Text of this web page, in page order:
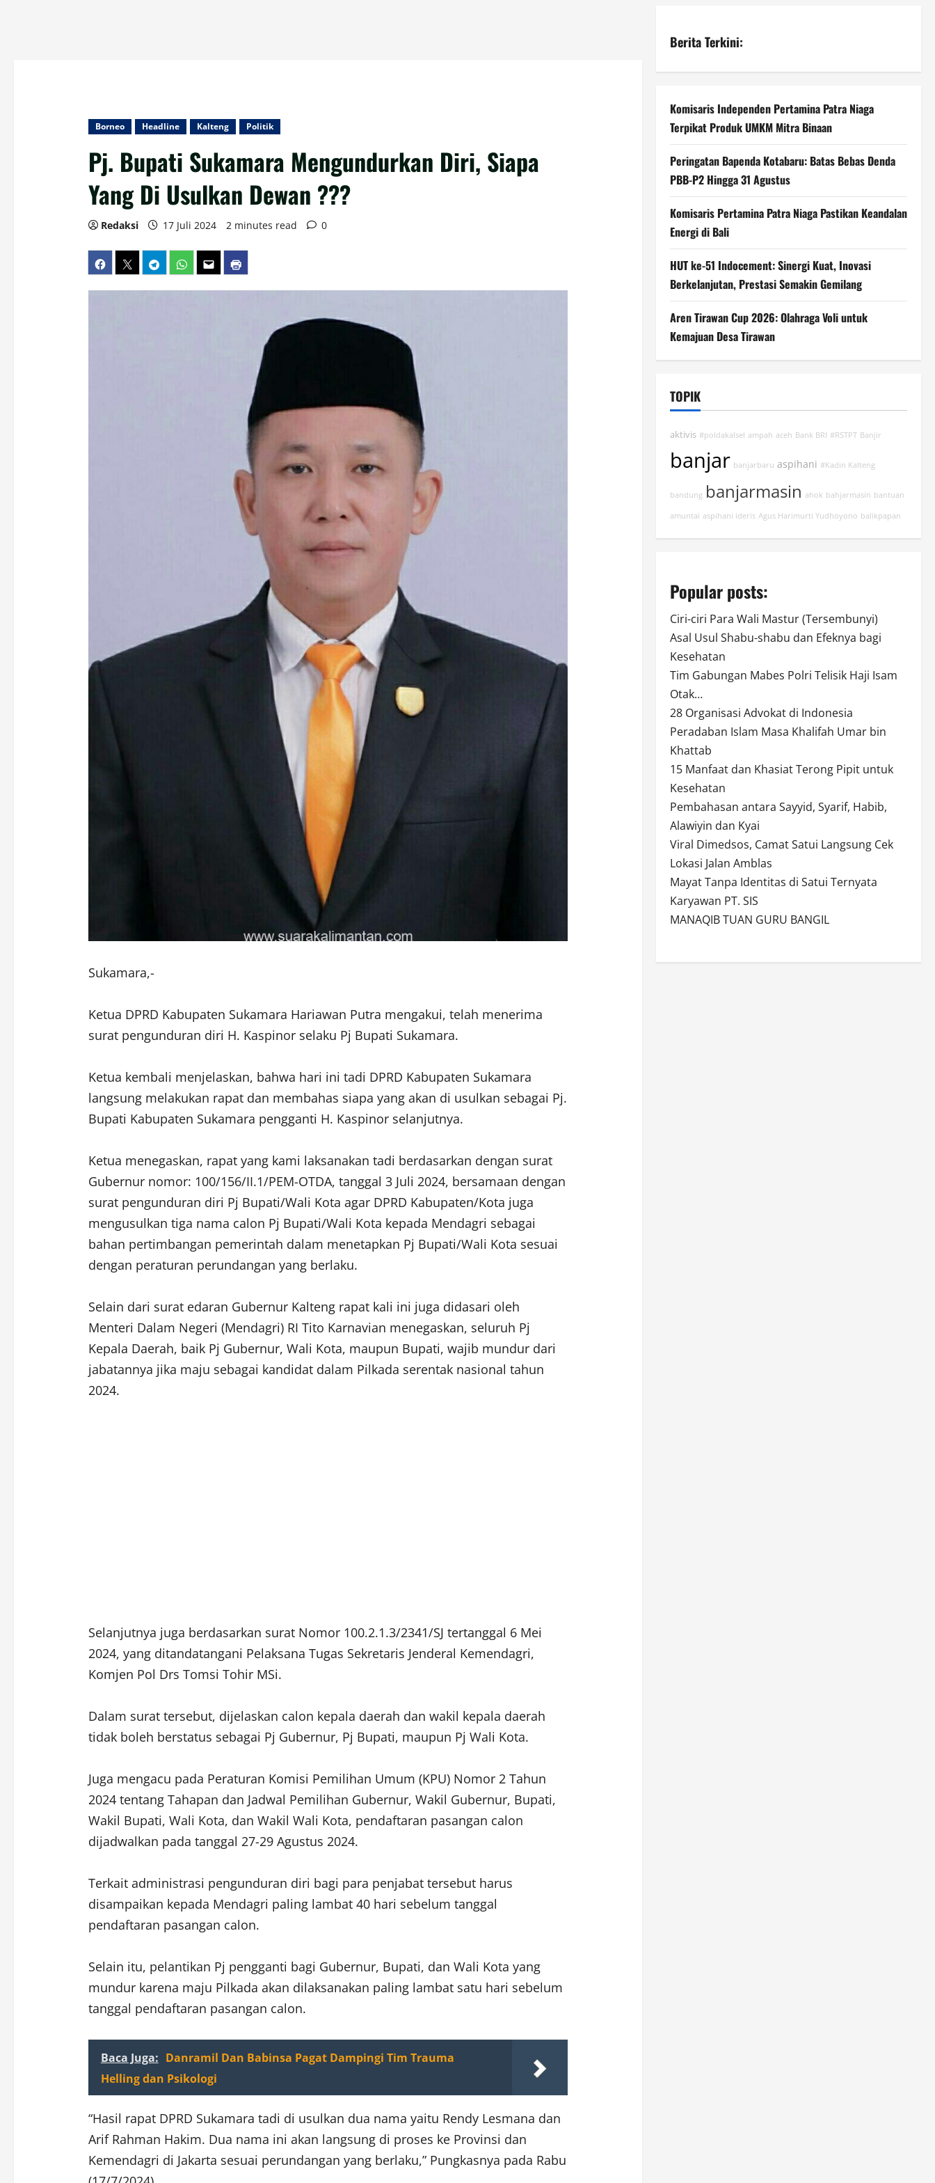
Borneo Headline Kalteng Politik
Pj. Bupati Sukamara Mengundurkan Diri, Siapa
Yang Di Usulkan Dewan ???
Redaksi 17 Juli 2024 2 minutes read 0
Sukamara,-
Ketua DPRD Kabupaten Sukamara Hariawan Putra mengakui, telah menerima
surat pengunduran diri H. Kaspinor selaku Pj Bupati Sukamara.
Ketua kembali menjelaskan, bahwa hari ini tadi DPRD Kabupaten Sukamara
langsung melakukan rapat dan membahas siapa yang akan di usulkan sebagai Pj.
Bupati Kabupaten Sukamara pengganti H. Kaspinor selanjutnya.
Ketua menegaskan, rapat yang kami laksanakan tadi berdasarkan dengan surat
Gubernur nomor: 100/156/II.1/PEM-OTDA, tanggal 3 Juli 2024, bersamaan dengan
surat pengunduran diri Pj Bupati/Wali Kota agar DPRD Kabupaten/Kota juga
mengusulkan tiga nama calon Pj Bupati/Wali Kota kepada Mendagri sebagai
bahan pertimbangan pemerintah dalam menetapkan Pj Bupati/Wali Kota sesuai
dengan peraturan perundangan yang berlaku.
Selain dari surat edaran Gubernur Kalteng rapat kali ini juga didasari oleh
Menteri Dalam Negeri (Mendagri) RI Tito Karnavian menegaskan, seluruh Pj
Kepala Daerah, baik Pj Gubernur, Wali Kota, maupun Bupati, wajib mundur dari
jabatannya jika maju sebagai kandidat dalam Pilkada serentak nasional tahun
2024.
Selanjutnya juga berdasarkan surat Nomor 100.2.1.3/2341/SJ tertanggal 6 Mei
2024, yang ditandatangani Pelaksana Tugas Sekretaris Jenderal Kemendagri,
Komjen Pol Drs Tomsi Tohir MSi.
Dalam surat tersebut, dijelaskan calon kepala daerah dan wakil kepala daerah
tidak boleh berstatus sebagai Pj Gubernur, Pj Bupati, maupun Pj Wali Kota.
Juga mengacu pada Peraturan Komisi Pemilihan Umum (KPU) Nomor 2 Tahun
2024 tentang Tahapan dan Jadwal Pemilihan Gubernur, Wakil Gubernur, Bupati,
Wakil Bupati, Wali Kota, dan Wakil Wali Kota, pendaftaran pasangan calon
dijadwalkan pada tanggal 27-29 Agustus 2024.
Terkait administrasi pengunduran diri bagi para penjabat tersebut harus
disampaikan kepada Mendagri paling lambat 40 hari sebelum tanggal
pendaftaran pasangan calon.
Selain itu, pelantikan Pj pengganti bagi Gubernur, Bupati, dan Wali Kota yang
mundur karena maju Pilkada akan dilaksanakan paling lambat satu hari sebelum
tanggal pendaftaran pasangan calon.
Baca Juga: Danramil Dan Babinsa Pagat Dampingi Tim Trauma
Helling dan Psikologi
“Hasil rapat DPRD Sukamara tadi di usulkan dua nama yaitu Rendy Lesmana dan
Arif Rahman Hakim. Dua nama ini akan langsung di proses ke Provinsi dan
Kemendagri di Jakarta sesuai perundangan yang berlaku,” Pungkasnya pada Rabu
Berita Terkini:
Komisaris Independen Pertamina Patra Niaga
Terpikat Produk UMKM Mitra Binaan
Peringatan Bapenda Kotabaru: Batas Bebas Denda
PBB-P2 Hingga 31 Agustus
Komisaris Pertamina Patra Niaga Pastikan Keandalan
Energi di Bali
HUT ke-51 Indocement: Sinergi Kuat, Inovasi
Berkelanjutan, Prestasi Semakin Gemilang
Aren Tirawan Cup 2026: Olahraga Voli untuk
Kemajuan Desa Tirawan
TOPIK
aktivis #poldakalsel ampah aceh Bank BRI #RSTPT Banjir
banjar banjarbaru aspihani #Kadin Kalteng
bandung banjarmasin ahok bahjarmasin bantuan
amuntai aspihani ideris Agus Harimurti Yudhoyono balikpapan
Popular posts:
Ciri-ciri Para Wali Mastur (Tersembunyi)
Asal Usul Shabu-shabu dan Efeknya bagi
Kesehatan
Tim Gabungan Mabes Polri Telisik Haji Isam
Otak…
28 Organisasi Advokat di Indonesia
Peradaban Islam Masa Khalifah Umar bin
Khattab
15 Manfaat dan Khasiat Terong Pipit untuk
Kesehatan
Pembahasan antara Sayyid, Syarif, Habib,
Alawiyin dan Kyai
Viral Dimedsos, Camat Satui Langsung Cek
Lokasi Jalan Amblas
Mayat Tanpa Identitas di Satui Ternyata
Karyawan PT. SIS
MANAQIB TUAN GURU BANGIL